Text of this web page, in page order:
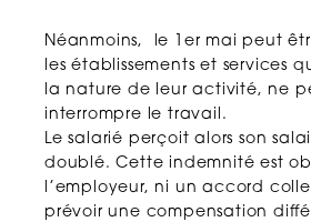
Néanmoins, le 1er mai peut
les établissements et services
la nature de leur activité, ne
interrompre le travail.
Le salarié perçoit alors son
doublé. Cette indemnité est
l’employeur, ni un accord
prévoir une compensation